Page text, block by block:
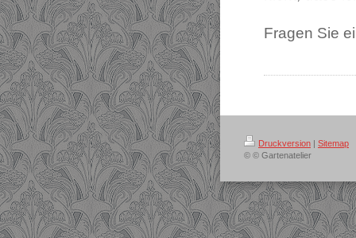
Fragen Sie
Druckversion | Sitemap
© © Gartenatelier